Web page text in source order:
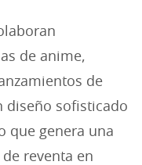
de anime,
de
diseño sofisticado
que genera una
reventa en